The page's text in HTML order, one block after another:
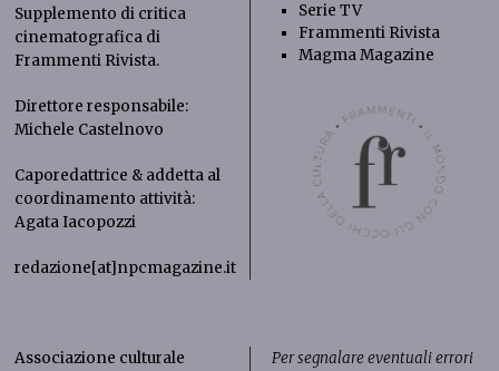
Supplemento di critica
cinematografica di
Frammenti Rivista.
Direttore responsabile:
Michele Castelnovo
Caporedattrice & addetta al
coordinamento attività:
Agata Iacopozzi
redazione[at]npcmagazine.it
Serie TV
Frammenti Rivista
Magma Magazine
Associazione culturale
Per segnalare eventuali errori